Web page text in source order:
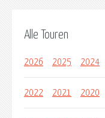
Alle Touren
2026 2025 2024
2022 2021 2020